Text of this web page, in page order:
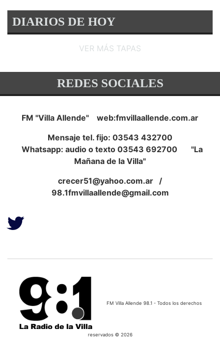
DIARIOS DE HOY
VER MÁS TAPAS
REDES SOCIALES
FM "Villa Allende" web:fmvillaallende.com.ar
Mensaje tel. fijo: 03543 432700
Whatsapp: audio o texto 03543 692700 "La
Mañana de la Villa"
crecer51@yahoo.com.ar /
98.1fmvillaallende@gmail.com
FM Villa Allende 98.1 - Todos los derechos
reservados © 2026